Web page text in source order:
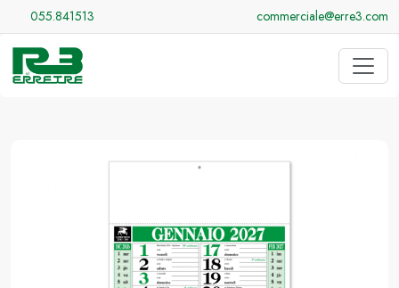
055.841513 commerciale@erre3.com